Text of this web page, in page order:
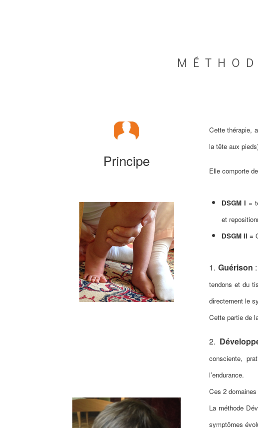
Principe
Cette thérapie,
la tête aux
Elle comporte
DSGM I =
et
DSGM II =
1. Guérison
tendons et du
directement le
Cette partie de
2.
consciente,
l’endurance.
Ces 2
La méthode
symptômes